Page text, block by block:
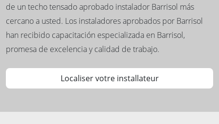
Barrisol B-Skin®